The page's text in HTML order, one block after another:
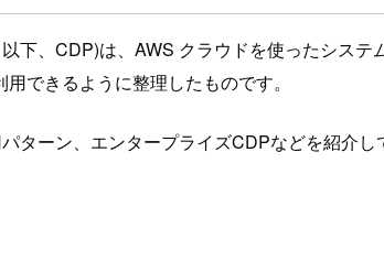
下、CDP)は、AWS クラウドを使ったシス
できるように整理したものです。
ーン、エンタープライズCDPなどを紹介し